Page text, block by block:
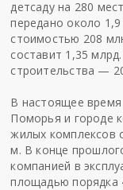
детсаду на 280
передано около
стоимостью 208
составит 1,35
строительства —
В настоящее время
Поморья и городе
жилых комплексов
м. В конце
компанией в
площадью порядка